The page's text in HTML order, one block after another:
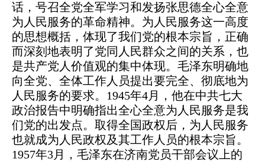
话，号召全党全军学习和发扬张思德全心全意
为人民服务的革命精神。为人民服务这一高度
的思想概括，体现了我们党的根本宗旨，正确
而深刻地表明了党同人民群众之间的关系，也
是共产党人价值观的集中体现。毛泽东明确地
向全党、全体工作人员提出要完全、彻底地为
人民服务的要求。1945年4月，他在中共七大
政治报告中明确指出全心全意为人民服务是我
们党的出发点。取得全国政权后，为人民服务
也就成为人民政权及其工作人员的根本宗旨。
1957年3月，毛泽东在济南党员干部会议上的